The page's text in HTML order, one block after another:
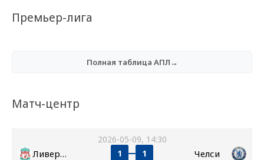
Премьер-лига
Полная таблица АПЛ→
Матч-центр
2026-05-09, 14:30
Ливерпуль 1 1 Челси